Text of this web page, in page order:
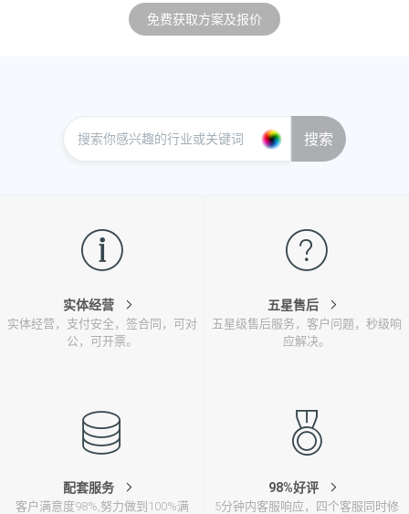
免费获取方案及报价
搜索
实体经营
实体经营，支付安全，签合同，可对
公，可开票。
五星售后
五星级售后服务，客户问题，秒级响
应解决。
配套服务
客户满意度98%,努力做到100%满
98%好评
5分钟内客服响应，四个客服同时修